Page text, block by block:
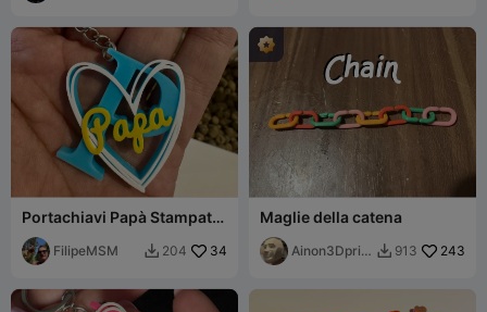
Portachiavi Papà Stampato
in 3D
FilipeMSM  204 34
Maglie della catena
Ainon3Dprint  913 243